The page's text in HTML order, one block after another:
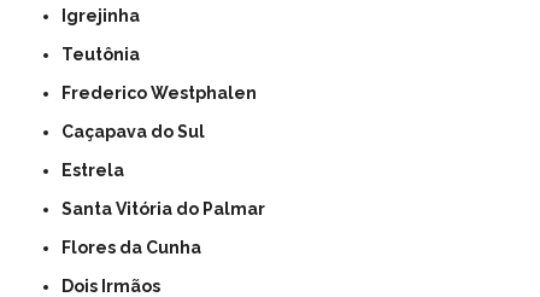
Igrejinha
Teutônia
Frederico Westphalen
Caçapava do Sul
Estrela
Santa Vitória do Palmar
Flores da Cunha
Dois Irmãos